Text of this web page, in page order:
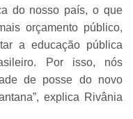
do nosso país, o que
orçamento público,
a educação pública
Por isso, nós
de posse do novo
explica Rivânia